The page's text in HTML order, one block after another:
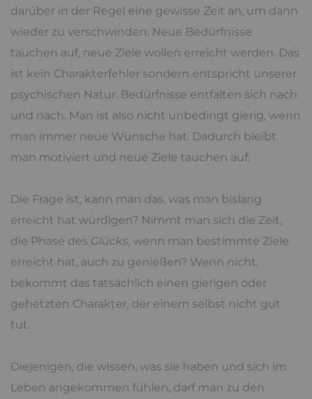
darüber in der Regel eine gewisse Zeit an, um dann
wieder zu verschwinden. Neue Bedürfnisse
tauchen auf, neue Ziele wollen erreicht werden. Das
ist kein Charakterfehler sondern entspricht unserer
psychischen Natur. Bedürfnisse entfalten sich nach
und nach. Man ist also nicht unbedingt gierig, wenn
man immer neue Wünsche hat. Dadurch bleibt
man motiviert und neue Ziele tauchen auf.
Die Frage ist, kann man das, was man bislang
erreicht hat würdigen? Nimmt man sich die Zeit,
die Phase des Glücks, wenn man bestimmte Ziele
erreicht hat, auch zu genießen? Wenn nicht,
bekommt das tatsächlich einen gierigen oder
gehetzten Charakter, der einem selbst nicht gut
tut.
Diejenigen, die wissen, was sie haben und sich im
Leben angekommen fühlen, darf man zu den